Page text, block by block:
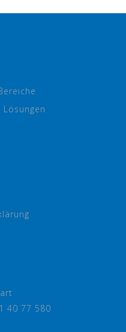
40 77 580